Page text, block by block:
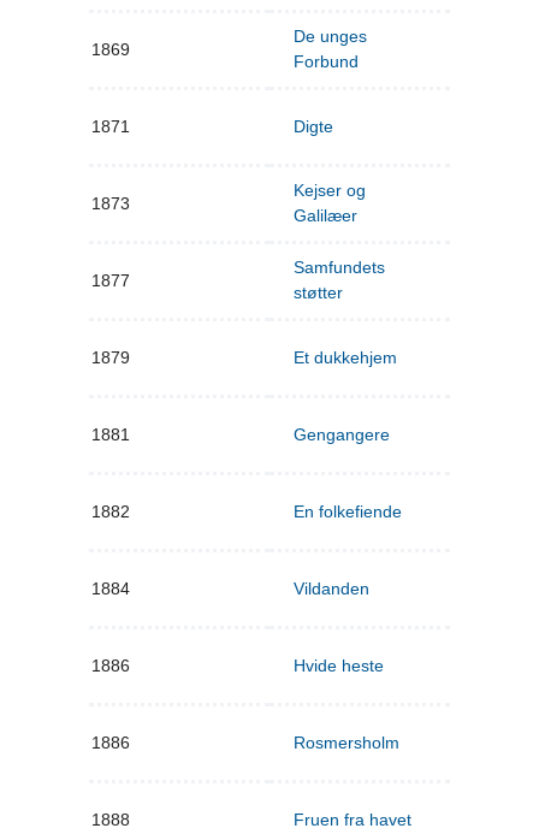
1869
De unges
Forbund
1871 Digte
1873
Kejser og
Galilæer
1877
Samfundets
støtter
1879 Et dukkehjem
1881 Gengangere
1882 En folkefiende
1884 Vildanden
1886 Hvide heste
1886 Rosmersholm
1888 Fruen fra havet